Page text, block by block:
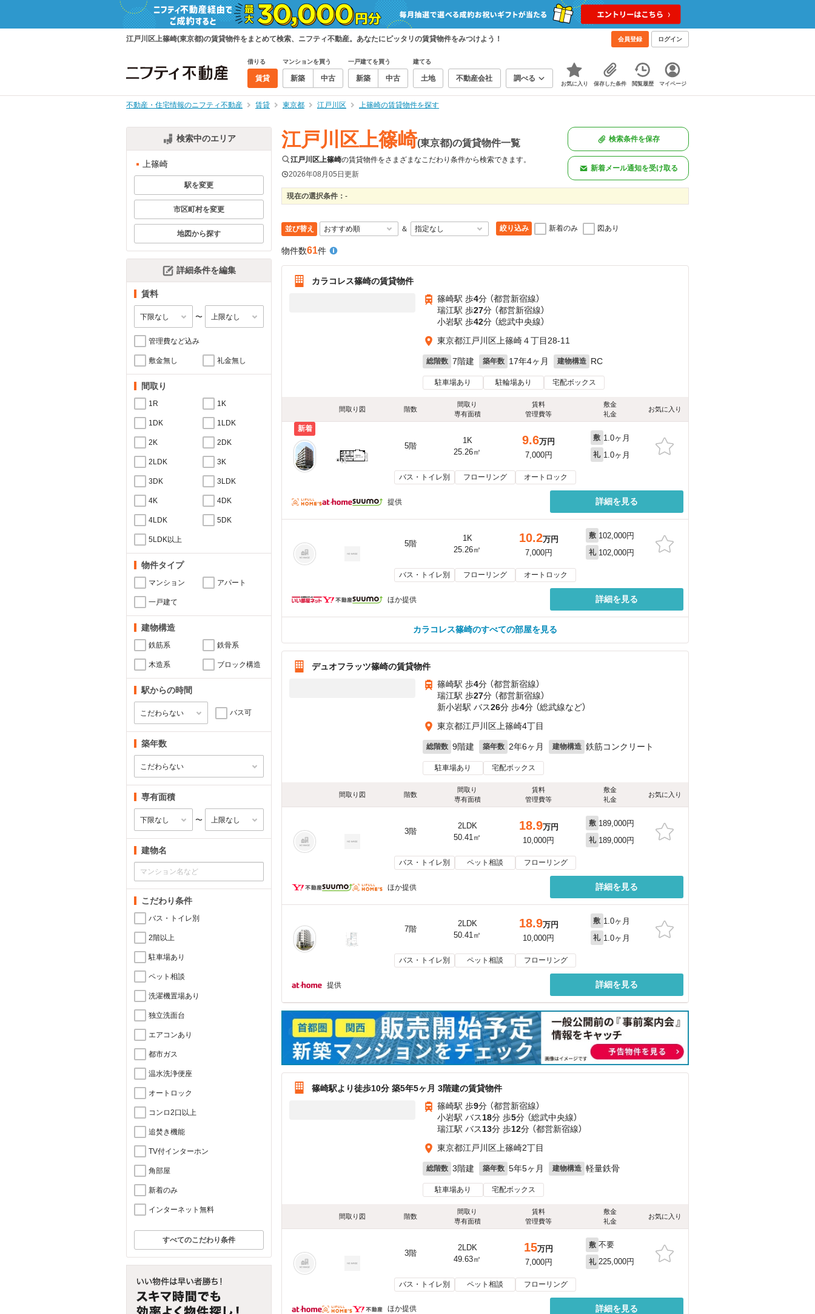
江戸川区上篠崎(東京都)の賃貸物件をまとめて検索、ニフティ不動産。あなたにピッタリの賃貸物件をみつけよう！ 会員登録 ログイン
借りる
賃貸
マンションを買う
新築 中古
一戸建てを買う
新築 中古
建てる
土地 不動産会社 調べる
お気に入り 保存した条件 閲覧履歴 マイページ
不動産・住宅情報のニフティ不動産 賃貸 東京都 江戸川区 上篠崎の賃貸物件を探す
検索中のエリア
上篠崎
駅を変更
市区町村を変更
地図から探す
詳細条件を編集
賃料
〜
管理費など込み
敷金無し 礼金無し
間取り
1R 1K
1DK 1LDK
2K 2DK
2LDK 3K
3DK 3LDK
4K 4DK
4LDK 5DK
5LDK以上
物件タイプ
マンション アパート
一戸建て
建物構造
鉄筋系 鉄骨系
木造系 ブロック構造
駅からの時間
バス可
築年数
専有面積
〜
建物名
こだわり条件
バス・トイレ別
2階以上
駐車場あり
ペット相談
洗濯機置場あり
独立洗面台
エアコンあり
都市ガス
温水洗浄便座
オートロック
コンロ2口以上
追焚き機能
TV付インターホン
角部屋
新着のみ
インターネット無料
すべてのこだわり条件
江戸川区上篠崎(東京都)の賃貸物件一覧
江戸川区上篠崎の賃貸物件をさまざまなこだわり条件から検索できます。
2026年08月05日更新
検索条件を保存
新着メール通知を受け取る
現在の選択条件： -
並び替え ＆ 絞り込み 新着のみ 図あり
物件数61件
カラコレス篠崎の賃貸物件
篠崎駅 歩4分 （都営新宿線）
瑞江駅 歩27分 （都営新宿線）
小岩駅 歩42分 （総武中央線）
東京都江戸川区上篠崎４丁目28-11
総階数 7階建 築年数 17年4ヶ月 建物構造 RC
駐車場あり 駐輪場あり 宅配ボックス
間取り図 階数
間取り
専有面積
賃料
管理費等
敷金
礼金
お気に入り
新着
5階
1K
25.26㎡
9.6万円
7,000円
敷 1.0ヶ月
礼 1.0ヶ月
バス・トイレ別 フローリング オートロック
提供 詳細を見る
5階
1K
25.26㎡
10.2万円
7,000円
敷 102,000円
礼 102,000円
バス・トイレ別 フローリング オートロック
ほか提供 詳細を見る
カラコレス篠崎のすべての部屋を見る
デュオフラッツ篠崎の賃貸物件
篠崎駅 歩4分 （都営新宿線）
瑞江駅 歩27分 （都営新宿線）
新小岩駅 バス26分 歩4分 （総武線など）
東京都江戸川区上篠崎4丁目
総階数 9階建 築年数 2年6ヶ月 建物構造 鉄筋コンクリート
駐車場あり 宅配ボックス
間取り図 階数
間取り
専有面積
賃料
管理費等
敷金
礼金
お気に入り
3階
2LDK
50.41㎡
18.9万円
10,000円
敷 189,000円
礼 189,000円
バス・トイレ別 ペット相談 フローリング
ほか提供 詳細を見る
7階
2LDK
50.41㎡
18.9万円
10,000円
敷 1.0ヶ月
礼 1.0ヶ月
バス・トイレ別 ペット相談 フローリング
提供 詳細を見る
篠崎駅より徒歩10分 築5年5ヶ月 3階建の賃貸物件
篠崎駅 歩9分 （都営新宿線）
小岩駅 バス18分 歩5分 （総武中央線）
瑞江駅 バス13分 歩12分 （都営新宿線）
東京都江戸川区上篠崎2丁目
総階数 3階建 築年数 5年5ヶ月 建物構造 軽量鉄骨
駐車場あり 宅配ボックス
間取り図 階数
間取り
専有面積
賃料
管理費等
敷金
礼金
お気に入り
3階
2LDK
49.63㎡
15万円
7,000円
敷 不要
礼 225,000円
バス・トイレ別 ペット相談 フローリング
ほか提供 詳細を見る